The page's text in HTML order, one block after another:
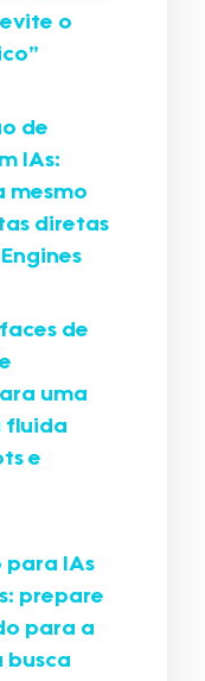
o
de
IAs:
mesmo
diretas
de
uma
fluida
e
IAs
prepare
para a
busca